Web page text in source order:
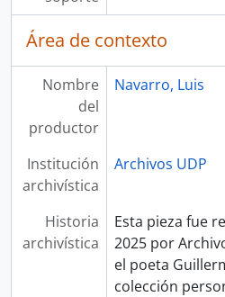
Área de contexto
Nombre
del
productor
Navarro, Luis
Institución
archivística
Archivos UDP
Historia
archivística
Esta pieza fue
2025 por
el poeta
colección